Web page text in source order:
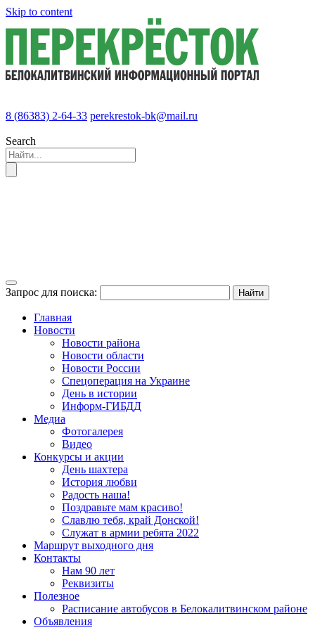
Skip to content
8 (86383) 2-64-33 perekrestok-bk@mail.ru
Search
Запрос для поиска:
Главная
Новости
Новости района
Новости области
Новости России
Спецоперация на Украине
День в истории
Информ-ГИБДД
Медиа
Фотогалерея
Видео
Конкурсы и акции
День шахтера
История любви
Радость наша!
Поздравьте мам красиво!
Славлю тебя, край Донской!
Служат в армии ребята 2022
Маршрут выходного дня
Контакты
Нам 90 лет
Реквизиты
Полезное